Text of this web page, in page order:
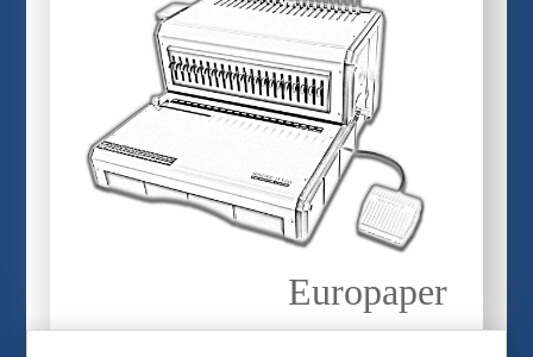
Europaper